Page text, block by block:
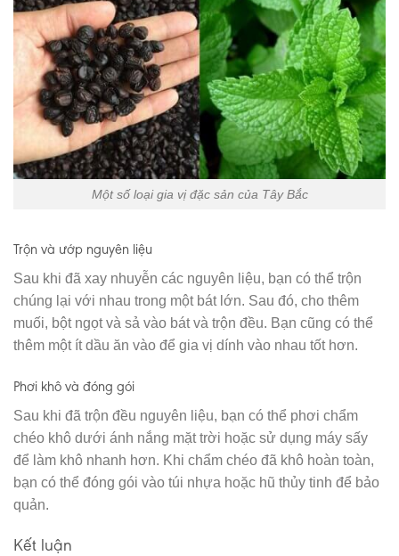
Một số loại gia vị đặc sản của Tây Bắc
Trộn và ướp nguyên liệu
Sau khi đã xay nhuyễn các nguyên liệu, bạn có thể trộn
chúng lại với nhau trong một bát lớn. Sau đó, cho thêm
muối, bột ngọt và sả vào bát và trộn đều. Bạn cũng có thể
thêm một ít dầu ăn vào để gia vị dính vào nhau tốt hơn.
Phơi khô và đóng gói
Sau khi đã trộn đều nguyên liệu, bạn có thể phơi chẩm
chéo khô dưới ánh nắng mặt trời hoặc sử dụng máy sấy
để làm khô nhanh hơn. Khi chẩm chéo đã khô hoàn toàn,
bạn có thể đóng gói vào túi nhựa hoặc hũ thủy tinh để bảo
quản.
Kết luận